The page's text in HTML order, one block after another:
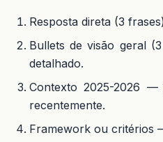
Resposta direta (3
Bullets de visão geral
detalhado.
Contexto 2025-2026
recentemente.
Framework ou critérios